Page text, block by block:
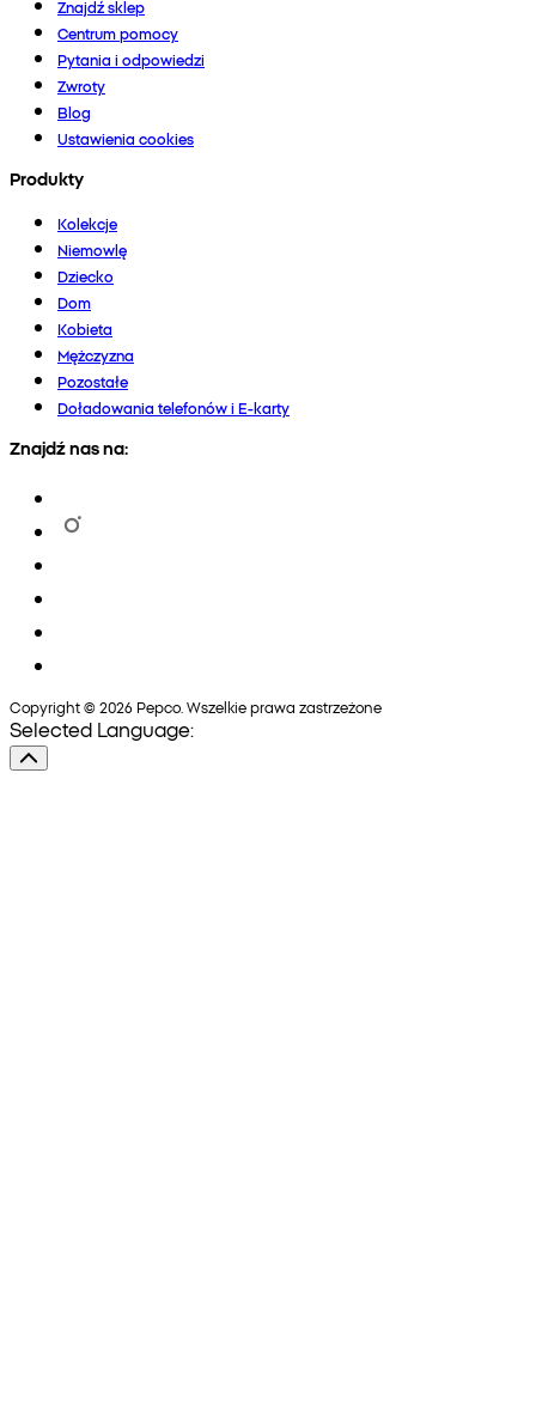
Znajdź sklep
Centrum pomocy
Pytania i odpowiedzi
Zwroty
Blog
Ustawienia cookies
Produkty
Kolekcje
Niemowlę
Dziecko
Dom
Kobieta
Mężczyzna
Pozostałe
Doładowania telefonów i E-karty
Znajdź nas na:
Copyright © 2026 Pepco. Wszelkie prawa zastrzeżone
Selected Language: